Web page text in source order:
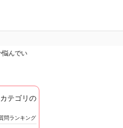
悩んでい
テゴリの
問ランキング